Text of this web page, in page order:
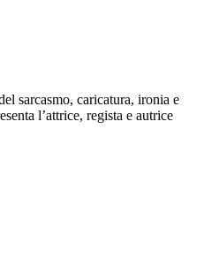
sarcasmo, caricatura, ironia e
l’attrice, regista e autrice